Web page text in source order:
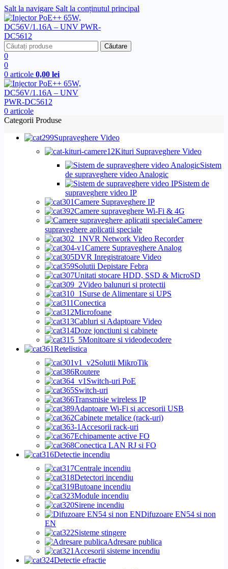
Salt la navigare Salt la conținutul principal
Căutare
0
0
0 articole 0,00 lei
0 articole
Categorii Produse
Supraveghere Video
Kituri Supraveghere Video
Sistem
de supraveghere video Analogic
Sistem de
supraveghere video IP
Camere Supraveghere IP
Camere supraveghere Wi-Fi & 4G
Camere
supraveghere aplicatii speciale
NVR Network Video Recorder
Camere Supraveghere Analog
DVR Inregistratoare Video
Solutii Depistare Febra
Unitati stocare HDD, SSD & MicroSD
Video balunuri si protectii
Surse de Alimentare si UPS
Conectica
Microfoane
Cabluri si Adaptoare Video
Doze jonctiuni si cabinete
Monitoare si videodecodere
Retelistica
Solutii MikroTik
Routere
Switch-uri PoE
Switch-uri
Transmisie wireless IP
Adaptoare Wi-Fi si accesorii USB
Cabinete metalice (rack-uri)
Accesorii rack-uri
Echipamente active FO
Conectica LAN RJ si FO
Detectie incendiu
Centrale incendiu
Detectori incendiu
Butoane incendiu
Module incendiu
Sirene incendiu
Difuzoare EN54 si non
EN
Sisteme stingere
Adresare publica
Accesorii sisteme incendiu
Detectie efractie